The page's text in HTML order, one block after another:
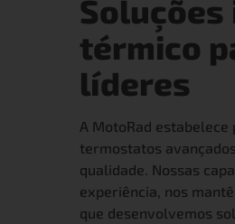
térmico
líderes
A MotoRad
termostatos
qualidade. Nossas
experiência, nos
que desenvolvemos